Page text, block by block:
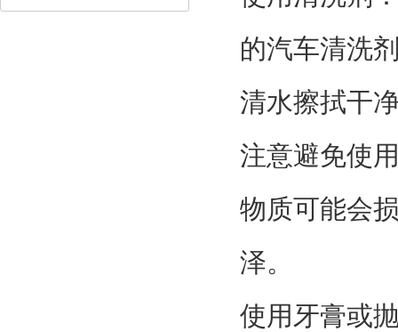
的汽车清洗
清水擦拭干
注意避免使
物质可能会
泽。
使用牙膏或